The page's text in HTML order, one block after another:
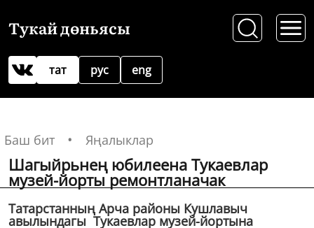
Тукай дөньясы
рус
тат eng
Баш бит Яңалыклар
Шагыйрьнең юбилеена Тукаевлар
музей-йорты ремонтланачак
Татарстанның Арча районы Кушлавыч
авылындагы Тукаевлар музей-йортына